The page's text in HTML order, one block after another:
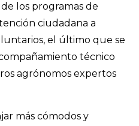
los programas de
ciudadana a
el último que se
técnico
agrónomos expertos
más cómodos y